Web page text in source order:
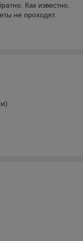
Как известно,
не проходят.